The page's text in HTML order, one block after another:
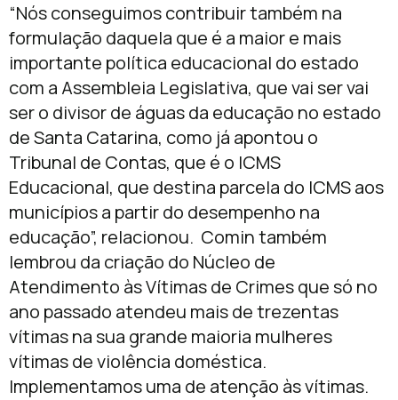
“Nós conseguimos contribuir também na
formulação daquela que é a maior e mais
importante política educacional do estado
com a Assembleia Legislativa, que vai ser vai
ser o divisor de águas da educação no estado
de Santa Catarina, como já apontou o
Tribunal de Contas, que é o ICMS
Educacional, que destina parcela do ICMS aos
municípios a partir do desempenho na
educação”, relacionou. Comin também
lembrou da criação do Núcleo de
Atendimento às Vítimas de Crimes que só no
ano passado atendeu mais de trezentas
vítimas na sua grande maioria mulheres
vítimas de violência doméstica.
Implementamos uma de atenção às vítimas.